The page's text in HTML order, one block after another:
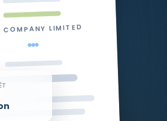
COMPANY LIMITED